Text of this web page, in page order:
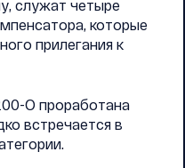
служат четыре
которые
прилегания к
O проработана
встречается в